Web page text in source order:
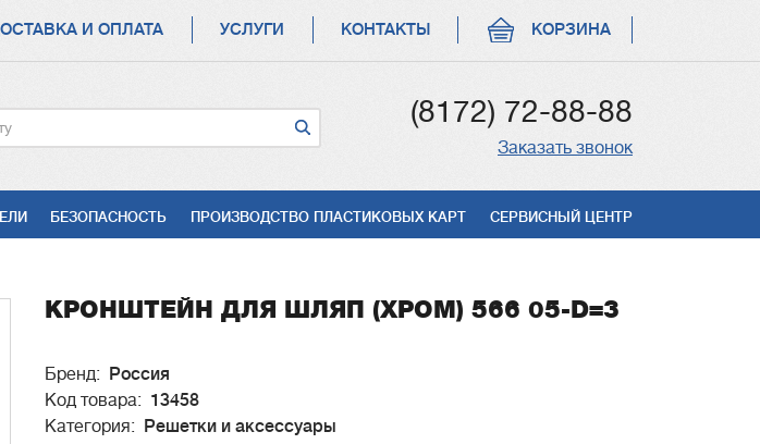
КОРЗИНА
И ОПЛАТА УСЛУГИ КОНТАКТЫ
(8172) 72-88-88
Заказать звонок
БЕЗОПАСНОСТЬ ПРОИЗВОДСТВО ПЛАСТИКОВЫХ КАРТ СЕРВИСНЫЙ ЦЕНТР
КРОНШТЕЙН ДЛЯ ШЛЯП (ХРОМ) 566 05-D=3
Бренд
Россия
Код товара
13458
Категория
Решетки и аксессуары